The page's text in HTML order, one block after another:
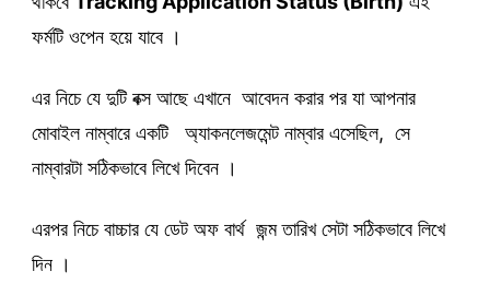
ফর্মটি ওপেন হয়ে যাবে ।
এর নিচে যে দুটি বক্স আছে এখানে আবেদন করার পর যা আপনার
মোবাইল নাম্বারে একটি অ্যাকনলেজমেন্ট নাম্বার এসেছিল, সে
নাম্বারটা সঠিকভাবে লিখে দিবেন ।
এরপর নিচে বাচ্চার যে ডেট অফ বার্থ জন্ম তারিখ সেটা সঠিকভাবে লিখে
দিন ।